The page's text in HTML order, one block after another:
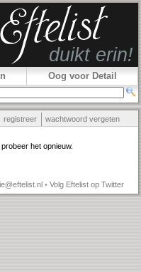
Oog voor Detail
registreer wachtwoord vergeten
het opnieuw.
• Volg Eftelist op Twitter